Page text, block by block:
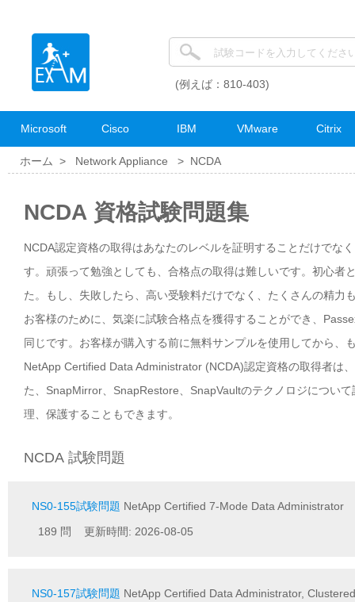
(例えば：810-403)
Microsoft Cisco IBM VMware Citrix
ホーム > Network Appliance > NCDA
NCDA 資格試験問題集
NCDA認定資格の取得はあなたのレベルを証明することだけでな
す。頑張って勉強としても、合格点の取得は難しいです。初心
た。もし、失敗したら、高い受験料だけでなく、たくさんの精力
お客様のために、気楽に試験合格点を獲得することができ、
同じです。お客様が購入する前に無料サンプルを使用してから、
NetApp Certified Data Administrator (NCDA)認定資格の取得者は
た、SnapMirror、SnapRestore、SnapVaultのテクノロジについ
理、保護することもできます。
NCDA 試験問題
NS0-155試験問題 NetApp Certified 7-Mode Data Administrator
189 問 更新時間: 2026-08-05
NS0-157試験問題 NetApp Certified Data Administrator,